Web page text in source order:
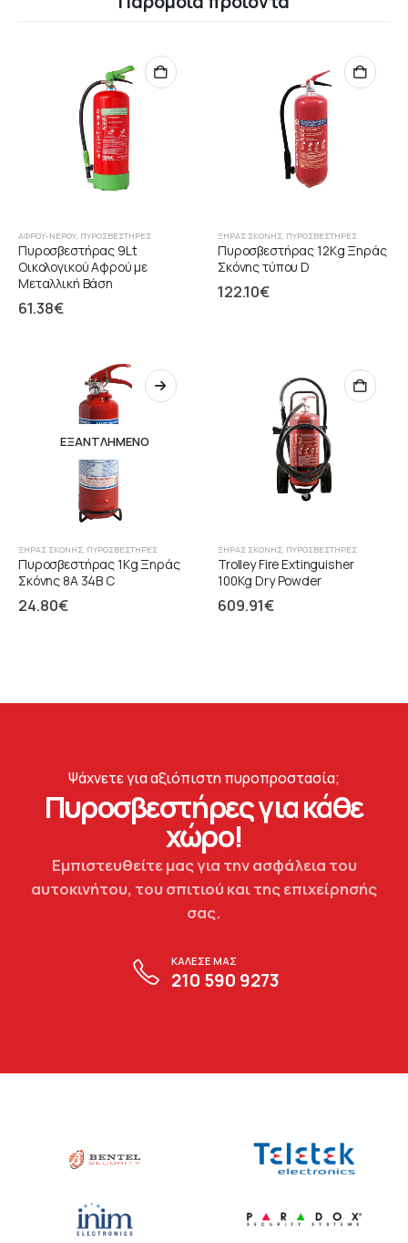
ΑΦΡΟΎ-ΝΕΡΟΎ, ΠΥΡΟΣΒΕΣΤΉΡΕΣ
Πυροσβεστήρας 9Lt
Οικολογικού Αφρού με
Μεταλλική Βάση
61.38€
ΞΉΡΑΣ ΣΚΌΝΗΣ, ΠΥΡΟΣΒΕΣΤΉΡΕΣ
Πυροσβεστήρας 12Kg Ξηράς
Σκόνης τύπου D
122.10€
ΕΞΑΝΤΛΗΜΈΝΟ
ΞΉΡΑΣ ΣΚΌΝΗΣ, ΠΥΡΟΣΒΕΣΤΉΡΕΣ
Πυροσβεστήρας 1Kg Ξηράς
Σκόνης 8A 34B C
24.80€
ΞΉΡΑΣ ΣΚΌΝΗΣ, ΠΥΡΟΣΒΕΣΤΉΡΕΣ
Trolley Fire Extinguisher
100Kg Dry Powder
609.91€
Ψάχνετε για αξιόπιστη πυροπροστασία;
Πυροσβεστήρες για κάθε
χώρο!
Εμπιστευθείτε μας για την ασφάλεια του
αυτοκινήτου, του σπιτιού και της επιχείρησής
σας.
ΚΑΛΕΣΕ ΜΑΣ
210 590 9273